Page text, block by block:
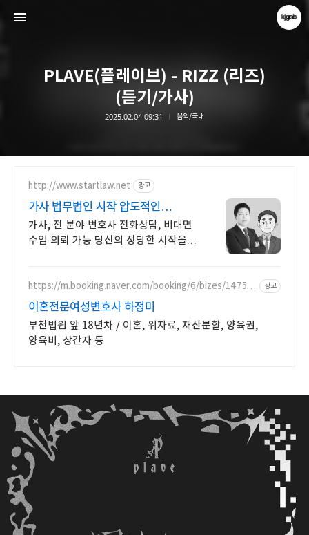
PLAVE(플레이브) - RIZZ (리즈)
(듣기/가사)
2025.02.04 09:31 음악/국내
http://www.startlaw.net 광고
가사 법무법인 시작 압도적인
이혼소송 승소사례
가사, 전 분야 변호사 전화상담, 비대면
수임 의뢰 가능 당신의 정당한 시작을
https://m.booking.naver.com/booking/6/bizes/14750
광고
이혼전문여성변호사 하정미
부천법원 앞 18년차 / 이혼, 위자료, 재산분할, 양육권,
양육비, 상간자 등
kjgsb